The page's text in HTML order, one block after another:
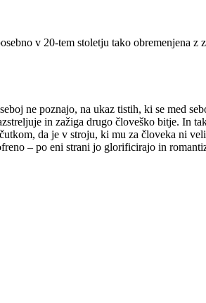
v 20-tem stoletju tako obremenjena z
ne poznajo, na ukaz tistih, ki se med
in zažiga drugo človeško bitje. In
da je v stroju, ki mu za človeka ni
– po eni strani jo glorificirajo in